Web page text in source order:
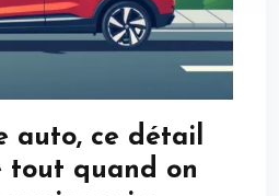
auto, ce détail
tout quand on